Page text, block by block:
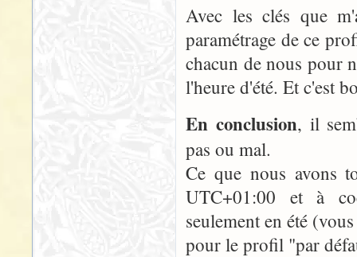
Avec les clés que
paramétrage de ce
chacun de nous pour
l'heure d'été. Et c'est
En conclusion, il
pas ou mal.
Ce que nous avons
UTC+01:00 et à
seulement en été
pour le profil "par